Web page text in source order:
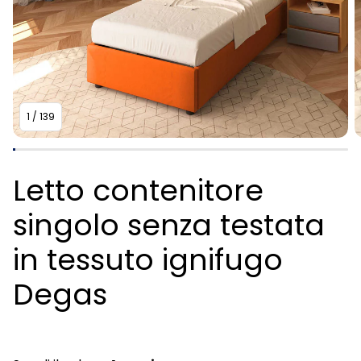
1 / 139
Letto contenitore
singolo senza testata
in tessuto ignifugo
Degas